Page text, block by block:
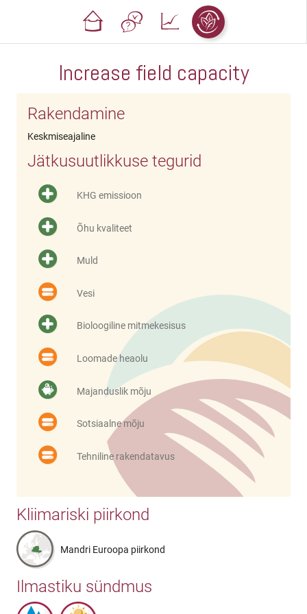
Increase field capacity
Rakendamine
Keskmiseajaline
Jätkusuutlikkuse tegurid
KHG emissioon
Õhu kvaliteet
Muld
Vesi
Bioloogiline mitmekesisus
Loomade heaolu
Majanduslik mõju
Sotsiaalne mõju
Tehniline rakendatavus
Kliimariski piirkond
Mandri Euroopa piirkond
Ilmastiku sündmus